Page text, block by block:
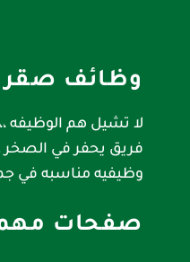
وظائف صقر
لا تشيل هم الوظيفه
فريق يحفر في
وظيفيه مناسبه في
صفحات